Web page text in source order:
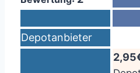
Depotanbieter